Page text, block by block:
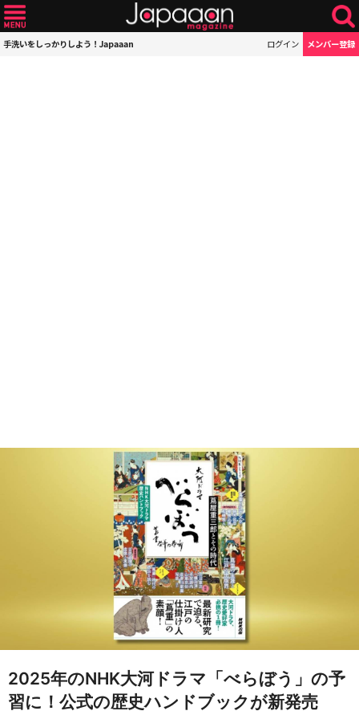
手洗いをしっかりしよう！Japaaan ログイン メンバー登録
2025年のNHK大河ドラマ「べらぼう」の予
習に！公式の歴史ハンドブックが新発売